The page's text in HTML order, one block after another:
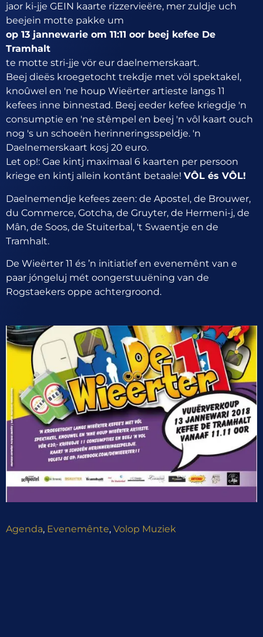
jaor ki-jje GEIN kaarte rizzervieëre, mer zuldje uch
beejein motte pakke um
op 13 jannewarie om 11:11 oor beej kefee De
Tramhalt
te motte stri-jje vör eur daelnemerskaart.
Beej dieës kroegetocht trekdje met völ spektakel,
knoûwel en 'ne houp Wieërter artieste langs 11
kefees inne binnestad. Beej eeder kefee kriegdje 'n
consumptie en 'ne stêmpel en beej 'n vôl kaart ouch
nog 's un schoeën herinneringsspeldje. 'n
Daelnemerskaart kosj 20 euro.
Let op!: Gae kintj maximaal 6 kaarten per persoon
kriege en kintj allein kontânt betaale! VÔL és VÔL!
Daelnemendje kefees zeen: de Apostel, de Brouwer,
du Commerce, Gotcha, de Gruyter, de Hermeni-j, de
Mân, de Soos, de Stuiterbal, 't Swaentje en de
Tramhalt.
De Wieërter 11 és ’n initiatief en evenemênt van e
paar jóngeluj mét oongerstuuëning van de
Rogstaekers oppe achtergroond.
Agenda, Evenemênte, Volop Muziek